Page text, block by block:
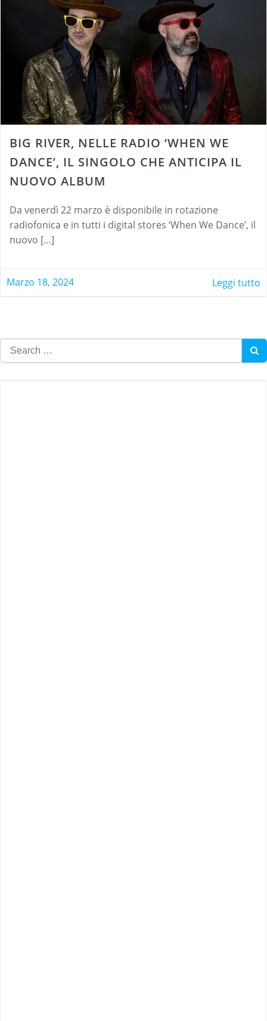
BIG RIVER, NELLE RADIO ‘WHEN WE
DANCE’, IL SINGOLO CHE ANTICIPA IL
NUOVO ALBUM
Da venerdì 22 marzo è disponibile in rotazione
radiofonica e in tutti i digital stores ‘When We Dance’, il
nuovo […]
Marzo 18, 2024 Leggi tutto
Search
for: